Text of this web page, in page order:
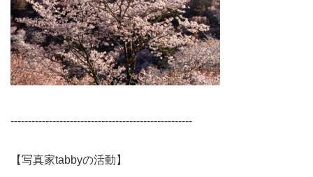
----------------------------------------------------
【写真家tabbyの活動】